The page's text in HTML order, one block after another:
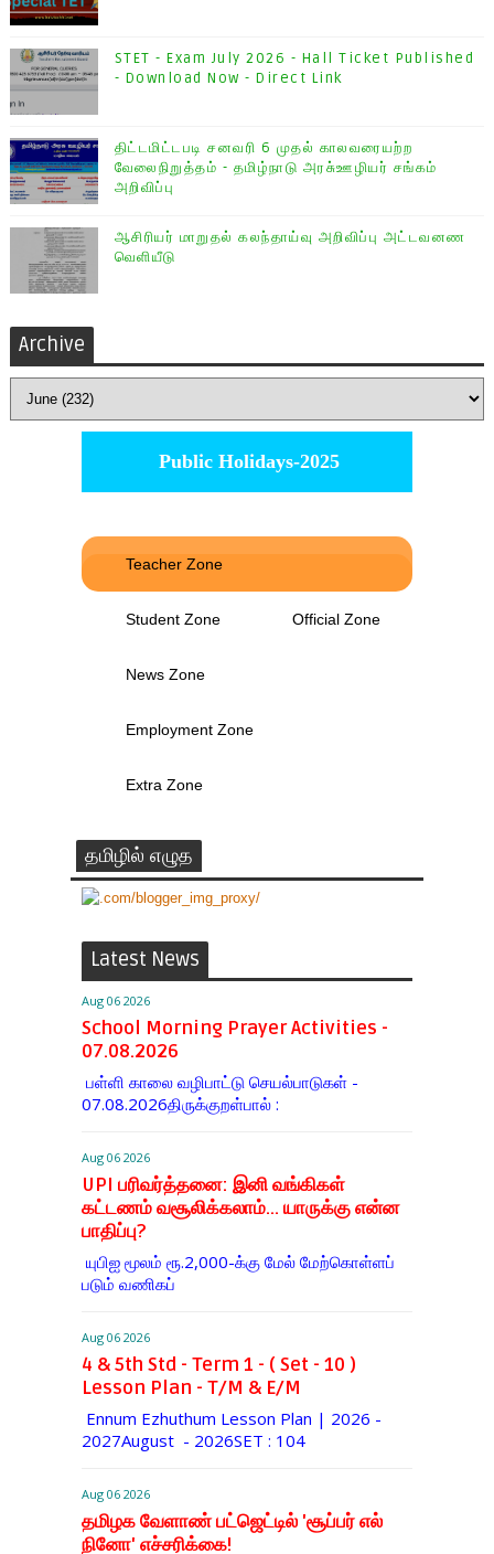
STET - Exam July 2026 - Hall Ticket Published
- Download Now - Direct Link
திட்டமிட்டபடி சனவரி 6 முதல் காலவரையற்ற
வேலைநிறுத்தம் - தமிழ்நாடு அரசு்ஊழியர் சங்கம்
அறிவிப்பு
ஆசிரியர் மாறுதல் கலந்தாய்வு அறிவிப்பு அட்டவனண
வெளியீடு
Archive
Public Holidays-2025
Teacher Zone
Student Zone Official Zone
News Zone
Employment Zone
Extra Zone
தமிழில் எழுத
Latest News
Aug 06 2026
School Morning Prayer Activities -
07.08.2026
பள்ளி காலை வழிபாட்டு செயல்பாடுகள் -
07.08.2026திருக்குறள்பால் :
Aug 06 2026
UPI பரிவர்த்தனை: இனி வங்கிகள்
கட்டணம் வசூலிக்கலாம்... யாருக்கு என்ன
பாதிப்பு?
யுபிஐ மூலம் ரூ.2,000-க்கு மேல் மேற்​கொள்​ளப்​
படும் வணி​கப்
Aug 06 2026
4 & 5th Std - Term 1 - ( Set - 10 )
Lesson Plan - T/M & E/M
Ennum Ezhuthum Lesson Plan | 2026 -
2027August - 2026SET : 104
Aug 06 2026
தமிழக வேளாண் பட்ஜெட்டில் 'சூப்பர் எல்
நினோ' எச்சரிக்கை!